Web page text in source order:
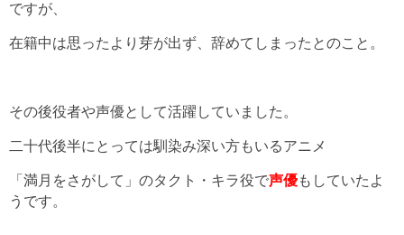
ですが、
在籍中は思ったより芽が出ず、辞めてしまったとのこと。
その後役者や声優として活躍していました。
二十代後半にとっては馴染み深い方もいるアニメ
「満月をさがして」のタクト・キラ役で声優もしていたよ
うです。